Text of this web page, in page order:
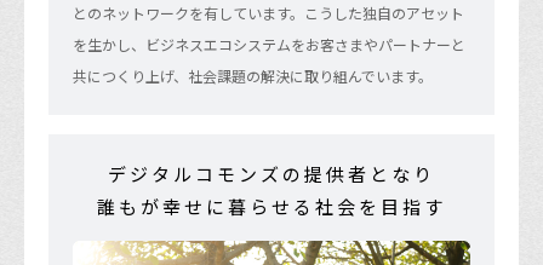
とのネットワークを有しています。こうした独自のアセット
を生かし、ビジネスエコシステムをお客さまやパートナーと
共につくり上げ、社会課題の解決に取り組んでいます。
デジタルコモンズの提供者となり
誰もが幸せに暮らせる社会を目指す